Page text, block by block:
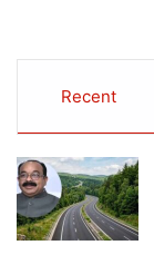
Recent